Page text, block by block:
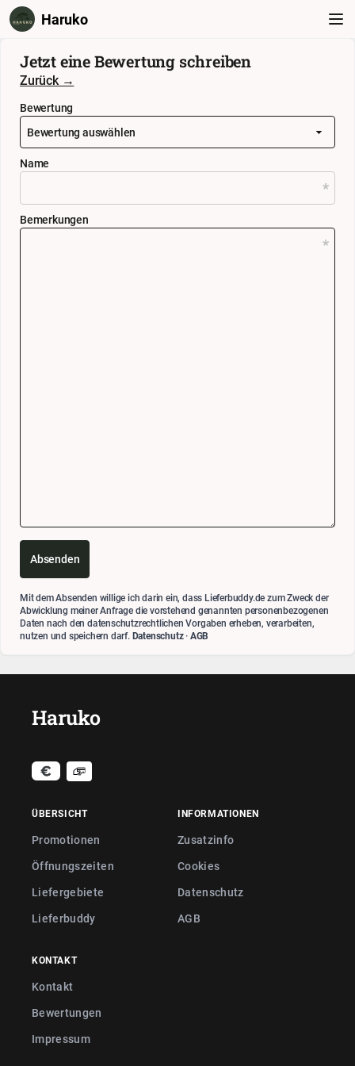
Haruko
Jetzt eine Bewertung schreiben
Zurück →
Bewertung
Name
Bemerkungen
Absenden
Mit dem Absenden willige ich darin ein, dass Lieferbuddy.de zum Zweck der
Abwicklung meiner Anfrage die vorstehend genannten personenbezogenen
Daten nach den datenschutzrechtlichen Vorgaben erheben, verarbeiten,
nutzen und speichern darf. Datenschutz·AGB
Haruko
ÜBERSICHT
Promotionen
Öffnungszeiten
Liefergebiete
Lieferbuddy
INFORMATIONEN
Zusatzinfo
Cookies
Datenschutz
AGB
KONTAKT
Kontakt
Bewertungen
Impressum